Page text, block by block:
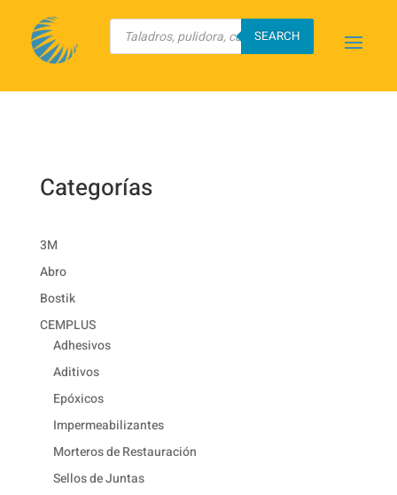
Búsqueda
productos
SEARCH
SEGURIDAD INDUSTRIAL
Categorías
3M
Abro
Bostik
CEMPLUS
Adhesivos
Aditivos
Epóxicos
Impermeabilizantes
Morteros de Restauración
Sellos de Juntas